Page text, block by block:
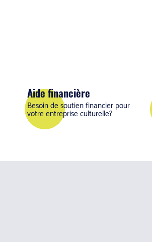
Aide financière
Besoin de soutien financier pour
votre entreprise culturelle?